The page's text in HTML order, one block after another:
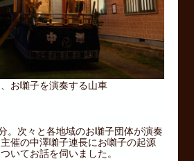
お囃子を演奏する山車
。次々と各地域のお囃子団体が演奏
催の中澤囃子連長にお囃子の起源
いてお話を伺いました。